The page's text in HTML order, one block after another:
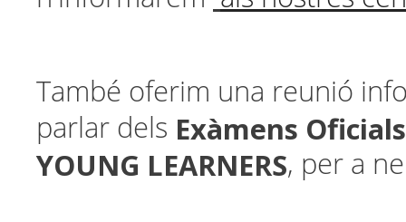
També oferim una reunió
parlar dels Exàmens
YOUNG LEARNERS, per a